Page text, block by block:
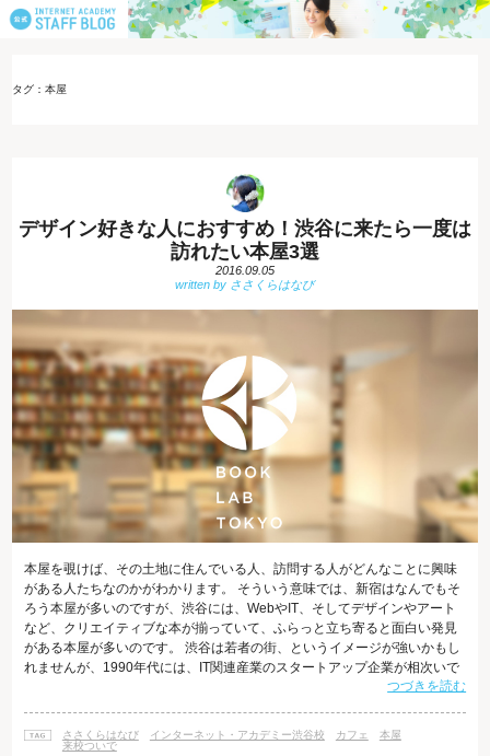
タグ：本屋
デザイン好きな人におすすめ！渋谷に来たら一度は
訪れたい本屋3選
2016.09.05
本屋を覗けば、その土地に住んでいる人、訪問する人がどんなことに興味
がある人たちなのかがわかります。 そういう意味では、新宿はなんでもそ
ろう本屋が多いのですが、渋谷には、WebやIT、そしてデザインやアート
など、クリエイティブな本が揃っていて、ふらっと立ち寄ると面白い発見
がある本屋が多いのです。 渋谷は若者の街、というイメージが強いかもし
れませんが、1990年代には、IT関連産業のスタートアップ企業が相次いで
渋谷に拠点を構え、「ビットバレー」と呼ばれていました。 最近ではさら
ーやアーティストにとっても、より面白い街に進化し続けています。 そん
な渋谷で、デザイン好き、アーティスティックなものが好きという方にお
つづきを読む
ささくらはなび インターネット・アカデミー渋谷校 カフェ
本屋
来校ついで